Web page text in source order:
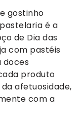
gostinho
é a
de Dia das
com pastéis
doces
produto
afetuosidade,
com a